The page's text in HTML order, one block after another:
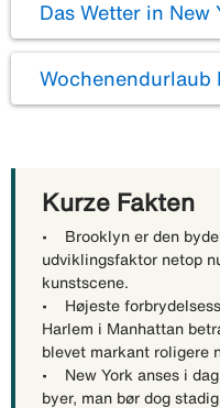
Das Wetter in New
Wochenendurlaub
Kurze Fakten
• Brooklyn er den
udviklingsfaktor netop
kunstscene.
• Højeste
Harlem i Manhattan
blevet markant roligere
• New York anses i
byer, man bør dog